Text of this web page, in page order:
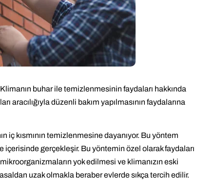
buhar ile temizlenmesinin faydaları hakkında
aracılığıyla düzenli bakım yapılmasının faydalarına
iç kısmının temizlenmesine dayanıyor. Bu yöntem
içerisinde gerçekleşir. Bu yöntemin özel olarak faydaları
yok edilmesi ve klimanızın eski
uzak olmakla beraber evlerde sıkça tercih edilir.